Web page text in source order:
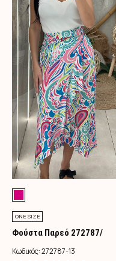
ONE SIZE
Φούστα Παρεό 272787/
Φούξια
Κωδικός:272787-13